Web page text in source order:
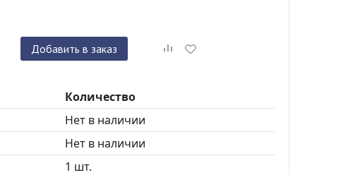
Добавить в заказ
Количество
Нет в наличии
Нет в наличии
1 шт.